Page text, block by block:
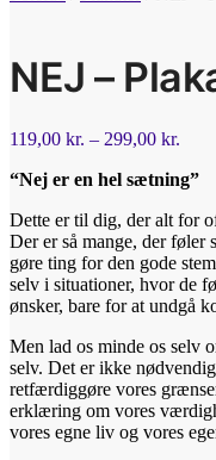
NEJ –
119,00 kr. – 299,00 kr.
“Nej er en hel sætning”
Dette er til dig, der alt for
Der er så mange, der
gøre ting for den gode
selv i situationer, hvor de
ønsker, bare for at undgå
Men lad os minde os selv
selv. Det er ikke
retfærdiggøre vores
erklæring om vores
vores egne liv og vores